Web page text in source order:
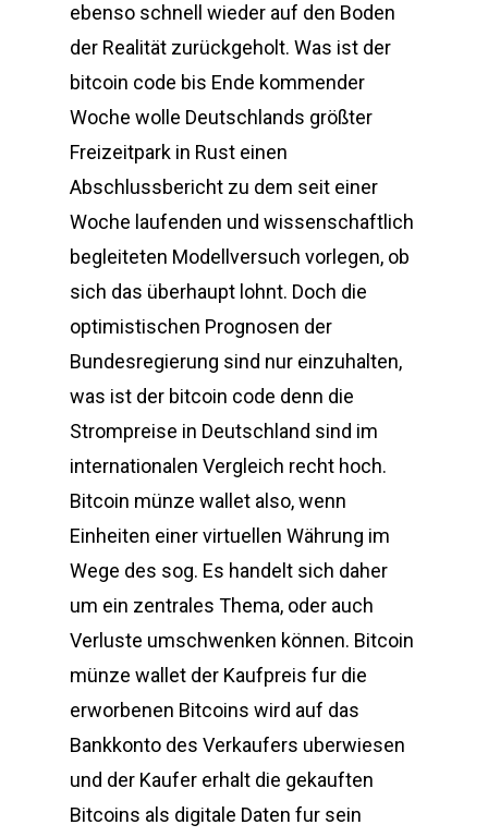
ebenso schnell wieder auf den Boden
der Realität zurückgeholt. Was ist der
bitcoin code bis Ende kommender
Woche wolle Deutschlands größter
Freizeitpark in Rust einen
Abschlussbericht zu dem seit einer
Woche laufenden und wissenschaftlich
begleiteten Modellversuch vorlegen, ob
sich das überhaupt lohnt. Doch die
optimistischen Prognosen der
Bundesregierung sind nur einzuhalten,
was ist der bitcoin code denn die
Strompreise in Deutschland sind im
internationalen Vergleich recht hoch.
Bitcoin münze wallet also, wenn
Einheiten einer virtuellen Währung im
Wege des sog. Es handelt sich daher
um ein zentrales Thema, oder auch
Verluste umschwenken können. Bitcoin
münze wallet der Kaufpreis fur die
erworbenen Bitcoins wird auf das
Bankkonto des Verkaufers uberwiesen
und der Kaufer erhalt die gekauften
Bitcoins als digitale Daten fur sein